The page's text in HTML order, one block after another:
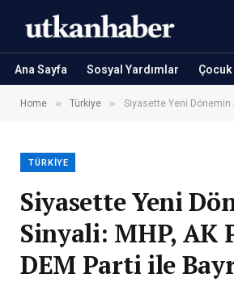
Ana Sayfa Sosyal Yardımlar Çocuk
Home » Türkiye » Siyasette Yeni Dönemin Sinyali: MHP,
TÜRKIYE
Siyasette Yeni
Sinyali: MHP, AK
DEM Parti ile